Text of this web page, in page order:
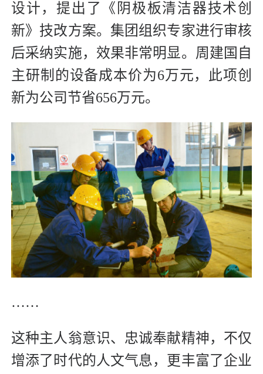
设计，提出了《阴极板清洁器技术创
新》技改方案。集团组织专家进行审核
后采纳实施，效果非常明显。周建国自
主研制的设备成本价为6万元，此项创
新为公司节省656万元。
……
这种主人翁意识、忠诚奉献精神，不仅
增添了时代的人文气息，更丰富了企业